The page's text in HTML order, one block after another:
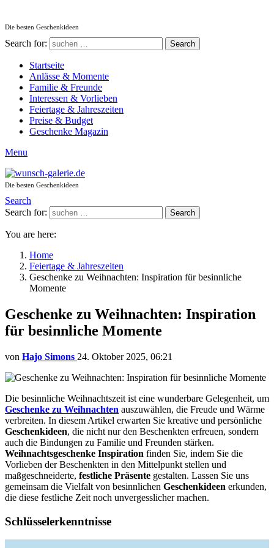
Die besten Geschenkideen
Search for: Search
Startseite
Anlässe & Momente
Familie & Freunde
Interessen & Vorlieben
Feiertage & Jahreszeiten
Preise & Budget
Geschenke Magazin
Menu
Die besten Geschenkideen
Search
Search for:
Search
You are here:
Home
Feiertage & Jahreszeiten
Geschenke zu Weihnachten: Inspiration für besinnliche
Momente
Geschenke zu Weihnachten: Inspiration
für besinnliche Momente
von Hajo Simons 24. Oktober 2025, 06:21
Die besinnliche Weihnachtszeit ist eine wunderbare Gelegenheit, um
Geschenke zu Weihnachten auszuwählen, die Freude und Wärme
verbreiten. In diesem Artikel erwarten Sie kreative und persönliche
Geschenkideen, die nicht nur den Beschenkten erfreuen, sondern
auch die Bindungen zu Familie und Freunden stärken.
Weihnachtsgeschenke Inspiration finden Sie, indem Sie die
Vorlieben der Beschenkten in den Mittelpunkt stellen und
maßgeschneiderte, festliche Präsente gestalten. Lassen Sie uns
gemeinsam die Vielfalt von besinnlichen Geschenkideen erkunden,
die diese festliche Zeit noch unvergesslicher machen.
Schlüsselerkenntnisse